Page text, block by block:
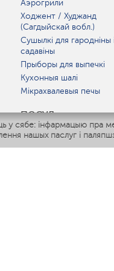
сябе: інфармацыю пра
нашых паслуг і
Аэрогрили
Ходжент / Худжанд
(Сагдыйскай вобл.)
Сушылкі для гародніны
садавіны
Прыборы для выпечкі
Кухонныя шалі
Мікрахвалевыя печы
ПОСУД